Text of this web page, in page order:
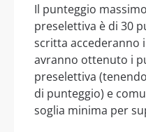
Il punteggio
preselettiva è di 30
scritta accederanno
avranno ottenuto i
preselettiva
di punteggio) e
soglia minima per